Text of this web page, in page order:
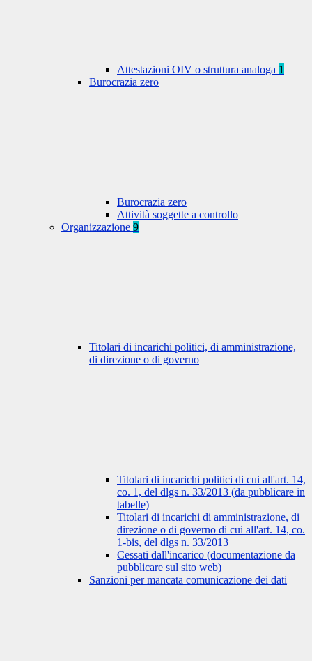
Attestazioni OIV o struttura analoga 1
Burocrazia zero
Burocrazia zero
Attività soggette a controllo
Organizzazione 9
Titolari di incarichi politici, di amministrazione,
di direzione o di governo
Titolari di incarichi politici di cui all'art. 14,
co. 1, del dlgs n. 33/2013 (da pubblicare in
tabelle)
Titolari di incarichi di amministrazione, di
direzione o di governo di cui all'art. 14, co.
1-bis, del dlgs n. 33/2013
Cessati dall'incarico (documentazione da
pubblicare sul sito web)
Sanzioni per mancata comunicazione dei dati